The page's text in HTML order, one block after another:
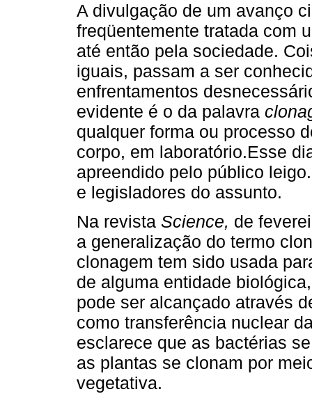
A divulgação de um avanço
freqüentemente tratada com
até então pela sociedade.
iguais, passam a ser
enfrentamentos
evidente é o da palavra
qualquer forma ou processo
corpo, em laboratório.Esse
apreendido pelo público
e legisladores do assunto.
Na revista Science, de
a generalização do termo
clonagem tem sido usada
de alguma entidade
pode ser alcançado através
como transferência nuclear
esclarece que as bactérias
as plantas se clonam por
vegetativa.